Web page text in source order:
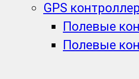
GPS
Полевые
Полевые